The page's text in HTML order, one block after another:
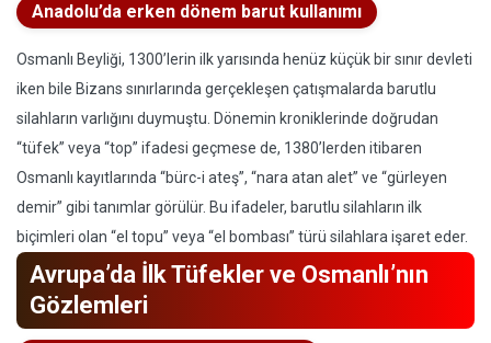
Anadolu’da erken dönem barut kullanımı
Osmanlı Beyliği, 1300’lerin ilk yarısında henüz küçük bir sınır devleti
iken bile Bizans sınırlarında gerçekleşen çatışmalarda barutlu
silahların varlığını duymuştu. Dönemin kroniklerinde doğrudan
“tüfek” veya “top” ifadesi geçmese de, 1380’lerden itibaren
Osmanlı kayıtlarında “bürc-i ateş”, “nara atan alet” ve “gürleyen
demir” gibi tanımlar görülür. Bu ifadeler, barutlu silahların ilk
biçimleri olan “el topu” veya “el bombası” türü silahlara işaret eder.
Avrupa’da İlk Tüfekler ve Osmanlı’nın
Gözlemleri